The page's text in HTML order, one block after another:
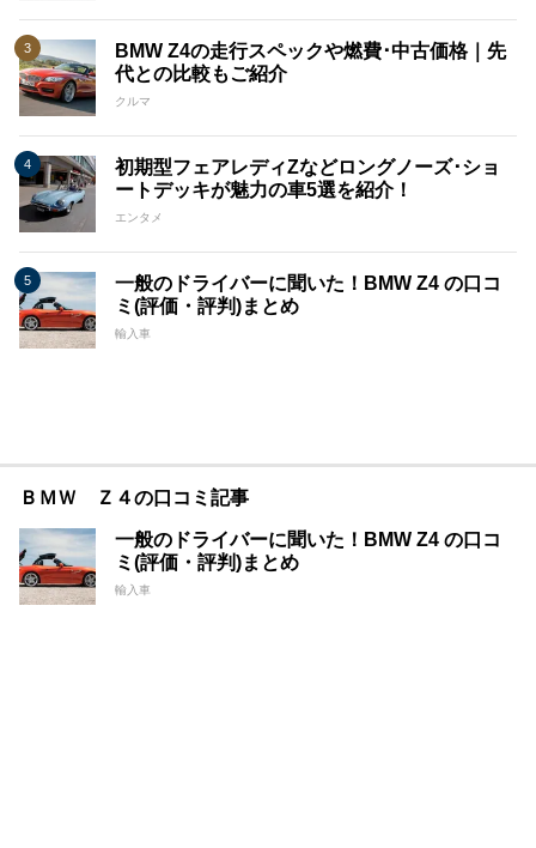
BMW Z4の走行スペックや燃費･中古価格｜先
代との比較もご紹介
クルマ
初期型フェアレディZなどロングノーズ･ショ
ートデッキが魅力の車5選を紹介！
エンタメ
一般のドライバーに聞いた！BMW Z4 の口コ
ミ(評価・評判)まとめ
輸入車
ＢＭＷ Ｚ４の口コミ記事
一般のドライバーに聞いた！BMW Z4 の口コ
ミ(評価・評判)まとめ
輸入車